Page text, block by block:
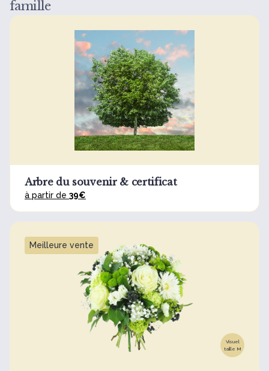
famille
Arbre du souvenir & certificat
à partir de 39€
Meilleure vente
Visuel
taille M